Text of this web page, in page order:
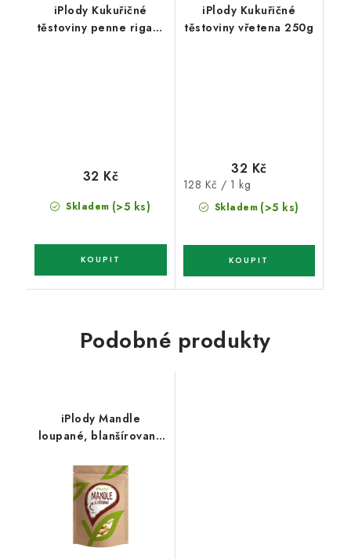
iPlody Kukuřičné
těstoviny penne rigate
Skladem (>5 ks)
32 Kč
iPlody Kukuřičné
těstoviny vřetena 250g
Skladem (>5 ks)
32 Kč
Měrná
cena:
128 Kč / 1 kg
Podobné produkty
iPlody Mandle
loupané, blanšírované